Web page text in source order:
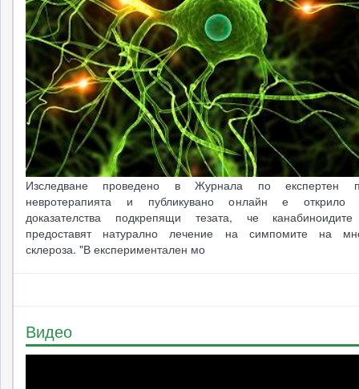
Изследване проведено в Журнала по експертен
невротерапията и публикувано онлайн е открило
доказателства подкрепящи тезата, че
предоставят натурално лечение на симпомите на
склероза. "В експериментален мо
Видео